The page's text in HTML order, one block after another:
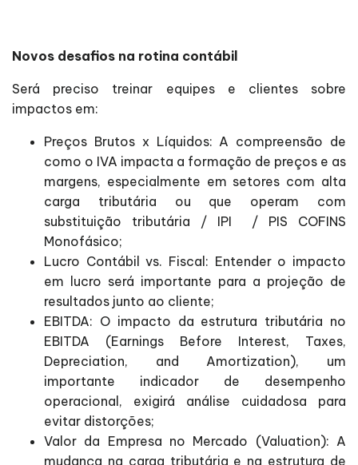
Novos desafios na rotina contábil
Será preciso treinar equipes e clientes sobre
impactos em:
Preços Brutos x Líquidos: A compreensão de
como o IVA impacta a formação de preços e as
margens, especialmente em setores com alta
carga tributária ou que operam com
substituição tributária / IPI / PIS COFINS
Monofásico;
Lucro Contábil vs. Fiscal: Entender o impacto
em lucro será importante para a projeção de
resultados junto ao cliente;
EBITDA: O impacto da estrutura tributária no
EBITDA (Earnings Before Interest, Taxes,
Depreciation, and Amortization), um
importante indicador de desempenho
operacional, exigirá análise cuidadosa para
evitar distorções;
Valor da Empresa no Mercado (Valuation): A
mudança na carga tributária e na estrutura de